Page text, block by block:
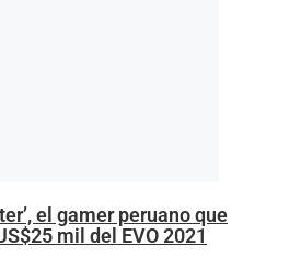
el gamer peruano que
mil del EVO 2021